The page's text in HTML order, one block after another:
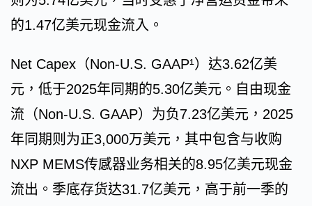
的1.47亿美元现金流入。
Net Capex（Non-U.S. GAAP¹）达3.62亿美
元，低于2025年同期的5.30亿美元。自由现金
流（Non-U.S. GAAP）为负7.23亿美元，2025
年同期则为正3,000万美元，其中包含与收购
NXP MEMS传感器业务相关的8.95亿美元现金
流出。季底存货达31.7亿美元，高于前一季的